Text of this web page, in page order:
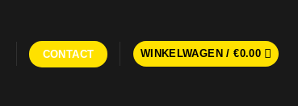
CONTACT WINKELWAGEN /€0.00